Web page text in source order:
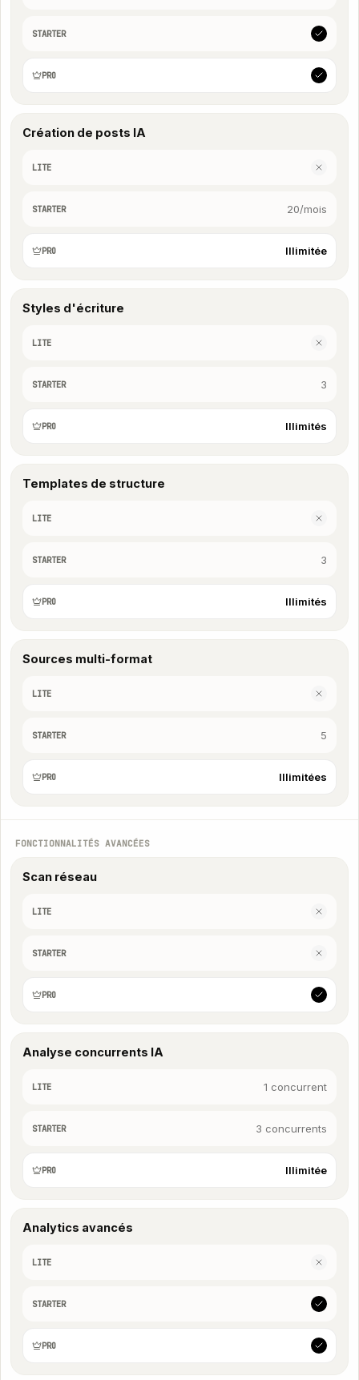
STARTER
PRO
Création de posts IA
LITE
STARTER 20/mois
PRO Illimitée
Styles d'écriture
LITE
STARTER 3
PRO Illimités
Templates de structure
LITE
STARTER 3
PRO Illimités
Sources multi-format
LITE
STARTER 5
PRO Illimitées
FONCTIONNALITÉS AVANCÉES
Scan réseau
LITE
STARTER
PRO
Analyse concurrents IA
LITE 1 concurrent
STARTER 3 concurrents
PRO Illimitée
Analytics avancés
LITE
STARTER
PRO